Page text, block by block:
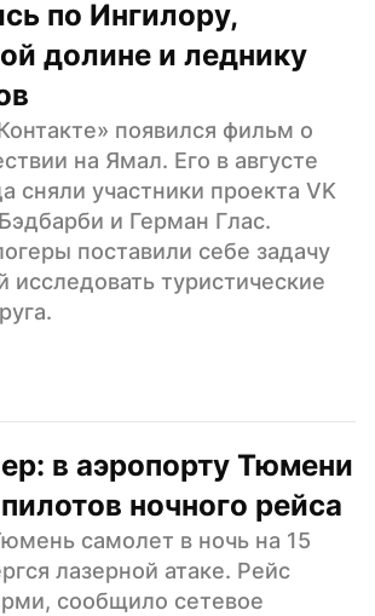
по Ингилору,
долине и леднику
появился фильм о
на Ямал. Его в августе
сняли участники проекта VK
и Герман Глас.
поставили себе задачу
исследовать туристические
в аэропорту Тюмени
ночного рейса
самолет в ночь на 15
лазерной атаке. Рейс
сообщило сетевое